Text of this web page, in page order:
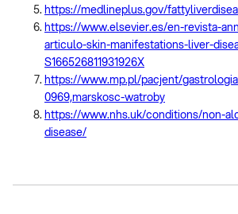
https://medlineplus.gov/
https://www.elsevier.es/en-revista-
articulo-skin-manifestations-liver-
S166526811931926X
https://www.mp.pl/pacjent/
0969,marskosc-watroby
https://www.nhs.uk/conditions/non-
disease/